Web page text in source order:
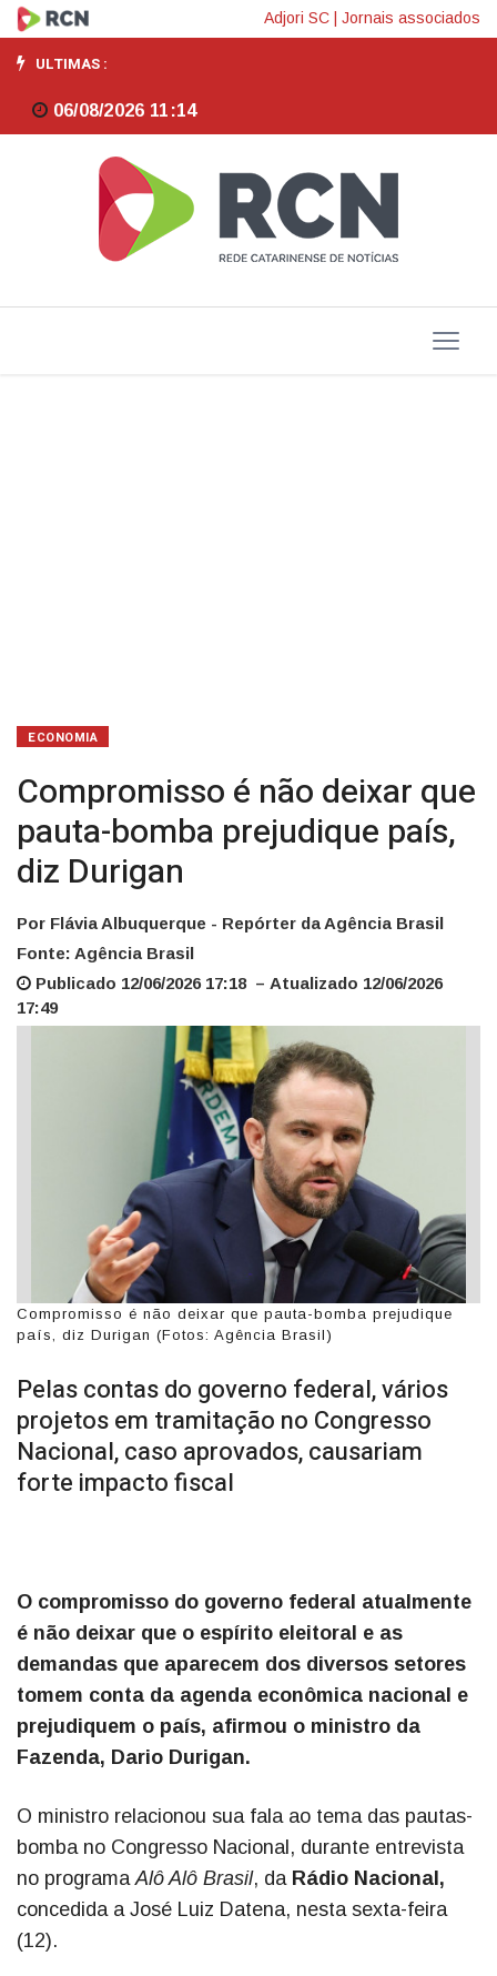
Compromisso
é
não
deixar
pauta-
bomba
Adjori SC Jornais associados
ULTIMAS :
06/08/2026 11:14
ECONOMIA
Compromisso é não deixar que
pauta-bomba prejudique país,
diz Durigan
Por Flávia Albuquerque - Repórter da Agência Brasil
Fonte: Agência Brasil
Publicado 12/06/2026 17:18 – Atualizado 12/06/2026
17:49
Compromisso é não deixar que pauta-bomba prejudique
país, diz Durigan (Fotos: Agência Brasil)
Pelas contas do governo federal, vários
projetos em tramitação no Congresso
Nacional, caso aprovados, causariam
forte impacto fiscal
O compromisso do governo federal atualmente
é não deixar que o espírito eleitoral e as
demandas que aparecem dos diversos setores
tomem conta da agenda econômica nacional e
prejudiquem o país, afirmou o ministro da
Fazenda, Dario Durigan.
O ministro relacionou sua fala ao tema das pautas-
bomba no Congresso Nacional, durante entrevista
no programa Alô Alô Brasil, da Rádio Nacional,
concedida a José Luiz Datena, nesta sexta-feira
(12).